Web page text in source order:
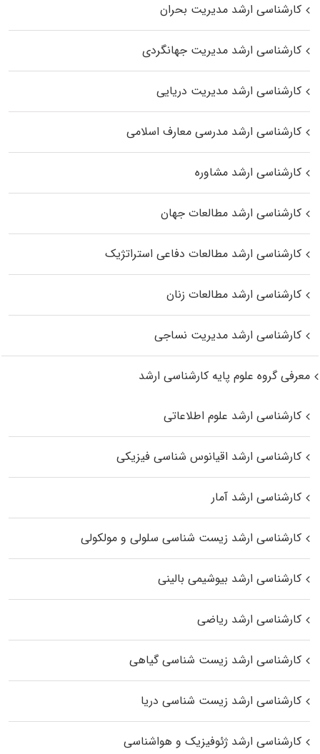
کارشناسی ارشد مدیریت بحران
کارشناسی ارشد مدیریت جهانگردی
کارشناسی ارشد مدیریت دریایی
کارشناسی ارشد مدرسی معارف اسلامی
کارشناسی ارشد مشاوره
کارشناسی ارشد مطالعات جهان
کارشناسی ارشد مطالعات دفاعی استراتژیک
کارشناسی ارشد مطالعات زنان
کارشناسی ارشد مدیریت نساجی
معرفی گروه علوم پایه کارشناسی ارشد
کارشناسی ارشد علوم اطلاعاتی
کارشناسی ارشد اقیانوس‌ شناسی فیزیکی
کارشناسی ارشد آمار
کارشناسی ارشد زیست شناسی سلولی و مولکولی
کارشناسی ارشد بیوشیمی بالینی
کارشناسی ارشد ریاضی
کارشناسی ارشد زیست‌ شناسی گیاهی
کارشناسی ارشد زیست‌ شناسی دریا
کارشناسی ارشد ژئوفیزیک و هواشناسی